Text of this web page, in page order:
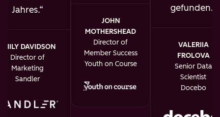
Jahres.
DAVIDSON
Director of
Marketing
Sandler
JOHN
MOTHERSHEAD
Director of
Member Success
Youth on Course
gefunden.
VALERIIA
FROLOVA
Senior Data
Scientist
Docebo